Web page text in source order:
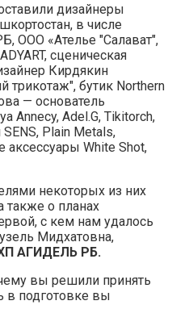
дизайнеры
в числе
ООО «Ателье "Салават",
сценическая
Кирдякин
бутик Northern
— основатель
Annecy, Adel.G, Tikitorch,
Plain Metals,
аксессуары White Shot,
некоторых из них
также о планах
с кем нам удалось
Мидхатовна,
АГИДЕЛЬ РБ.
вы решили принять
в подготовке вы